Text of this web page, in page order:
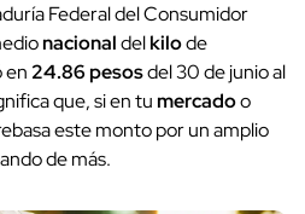
Federal del Consumidor
nacionaldelkilode
en 24.86 pesosdel 30 de junio al
que, si en tumercadoo
este monto por un amplio
de más.